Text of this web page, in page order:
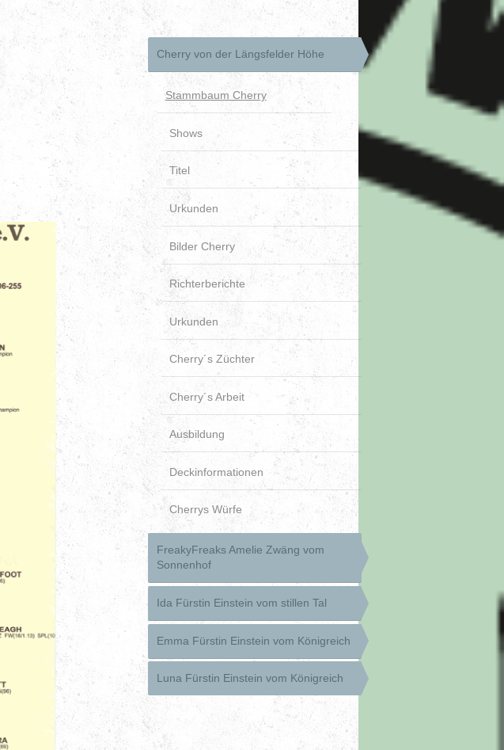
Cherry von der Längsfelder Höhe
Stammbaum Cherry
Shows
Titel
Urkunden
Bilder Cherry
Richterberichte
Urkunden
Cherry´s Züchter
Cherry´s Arbeit
Ausbildung
Deckinformationen
Cherrys Würfe
FreakyFreaks Amelie Zwäng vom
Sonnenhof
Ida Fürstin Einstein vom stillen Tal
Emma Fürstin Einstein vom Königreich
Luna Fürstin Einstein vom Königreich